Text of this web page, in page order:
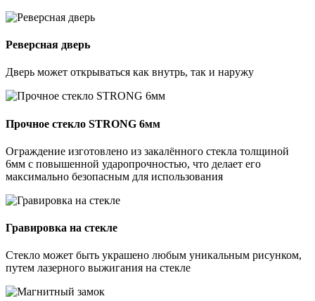
Реверсная дверь
Дверь может открываться как внутрь, так и наружу
Прочное стекло STRONG 6мм
Ограждение изготовлено из закалённого стекла толщиной
6мм с повышенной ударопрочностью, что делает его
максимально безопасным для использования
Гравировка на стекле
Стекло может быть украшено любым уникальным рисунком,
путем лазерного выжигания на стекле